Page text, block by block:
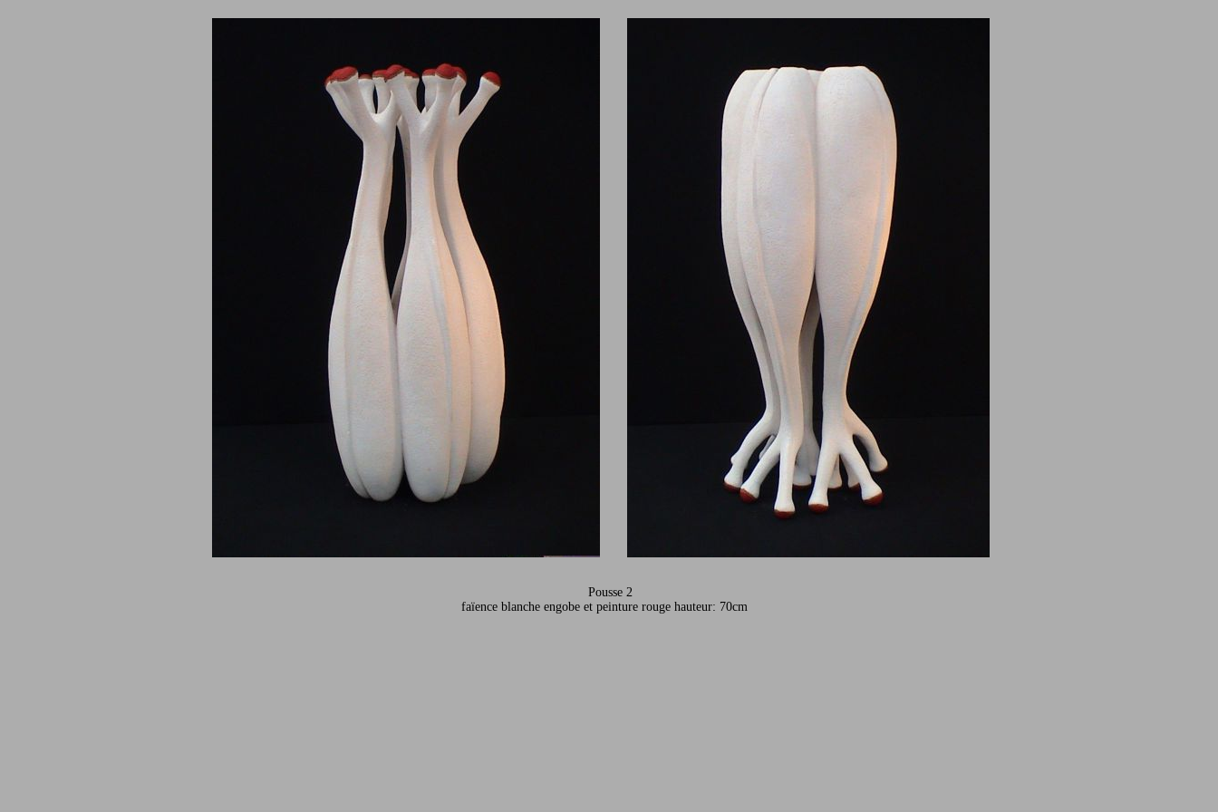
Pousse 2
faïence blanche engobe et peinture rouge hauteur: 70cm